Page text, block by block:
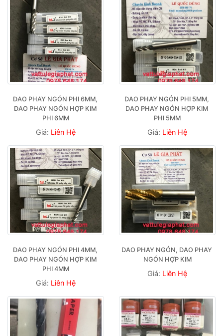
DAO PHAY NGÓN PHI 6MM,
DAO PHAY NGÓN HỢP KIM
PHI 6MM
Giá: Liên Hệ
DAO PHAY NGÓN PHI 5MM,
DAO PHAY NGÓN HỢP KIM
PHI 5MM
Giá: Liên Hệ
DAO PHAY NGÓN PHI 4MM,
DAO PHAY NGÓN HỢP KIM
PHI 4MM
Giá: Liên Hệ
DAO PHAY NGÓN, DAO PHAY
NGÓN HỢP KIM
Giá: Liên Hệ